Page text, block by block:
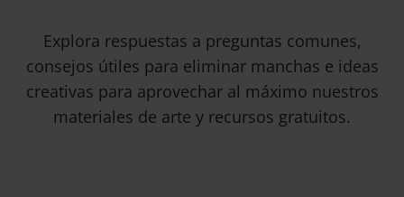
Explora respuestas a preguntas comunes,
consejos útiles para eliminar manchas e ideas
creativas para aprovechar al máximo nuestros
materiales de arte y recursos gratuitos.